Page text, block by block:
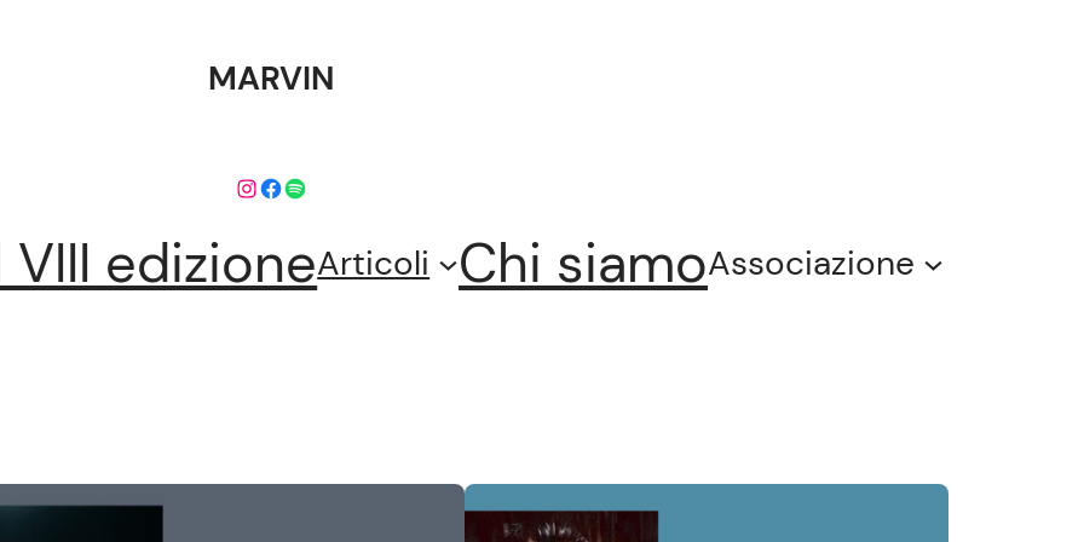
MARVIN
Instagram
Facebook
Spotify
VIII edizioneArticoli Chi siamoAssociazione